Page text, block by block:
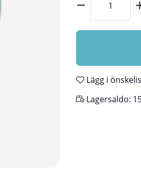
Lägg i
Lagersaldo: